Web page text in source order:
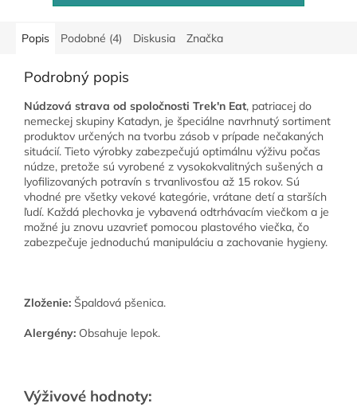
Popis Podobné (4) Diskusia Značka
Podrobný popis
Núdzová strava od spoločnosti Trek'n Eat, patriacej do
nemeckej skupiny Katadyn, je špeciálne navrhnutý sortiment
produktov určených na tvorbu zásob v prípade nečakaných
situácií. Tieto výrobky zabezpečujú optimálnu výživu počas
núdze, pretože sú vyrobené z vysokokvalitných sušených a
lyofilizovaných potravín s trvanlivosťou až 15 rokov. Sú
vhodné pre všetky vekové kategórie, vrátane detí a starších
ľudí. Každá plechovka je vybavená odtrhávacím viečkom a je
možné ju znovu uzavrieť pomocou plastového viečka, čo
zabezpečuje jednoduchú manipuláciu a zachovanie hygieny.
Zloženie: Špaldová pšenica.
Alergény: Obsahuje lepok.
Výživové hodnoty: